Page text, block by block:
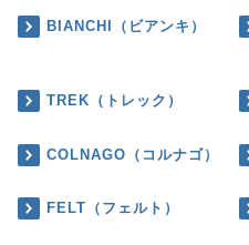
BIANCHI（ビアンキ）
TREK（トレック）
COLNAGO（コルナゴ）
FELT（フェルト）